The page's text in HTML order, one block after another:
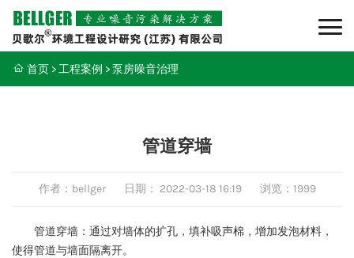
首页>工程案例 >泵房噪音治理
管道穿墙
作者：bellger 日期： 2022-03-18 16:19 浏览：1999
管道穿墙：通过对墙体的扩孔，填补吸声棉，增加发泡材料，
使得管道与墙面隔离开。